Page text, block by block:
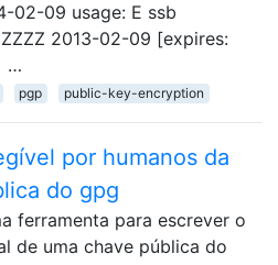
02-09 usage: E ssb
2013-02-09 [expires:
…
pgp public-key-encryption
por humanos da
do gpg
ferramenta para escrever o
de uma chave pública do